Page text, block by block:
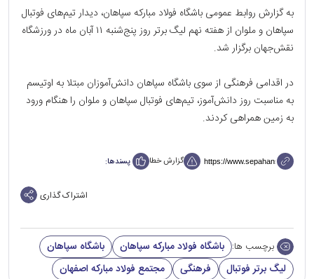
به گزارش روابط عمومی باشگاه فولاد مبارکه سپاهان، دیدار تیم‌های فوتبال
سپاهان و ملوان از هفته نهم لیگ برتر روز پنج‌شنبه ۱۱ آبان ماه در ورزشگاه
نقش‌جهان برگزار شد.
در اقدامی فرهنگی از سوی باشگاه سپاهان دانش‌آموزان مبتلا به اوتیسم
به مناسبت روز دانش‌آموز، تیم‌های فوتبال سپاهان و ملوان را هنگام ورود
به زمین همراهی کردند.
گزارش خطا پسندها:
اشتراک گذاری
برچسب ها: باشگاه فولاد مبارکه سپاهان
باشگاه سپاهان
لیگ برتر فوتبال
فرهنگی مجتمع فولاد مبارکه اصفهان